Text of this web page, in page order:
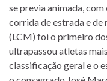
se previa animada,
corrida de estrada e de
(LCM) foi o primeiro
ultrapassou atletas
classificação geral e o